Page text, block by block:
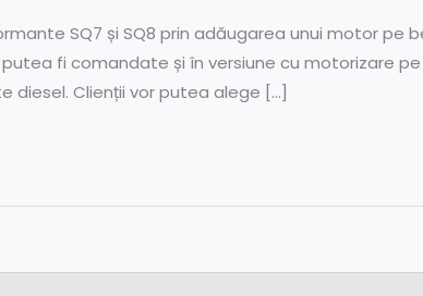
SQ7 și SQ8 prin adăugarea unui motor pe
fi comandate și în versiune cu motorizare pe
diesel. Clienții vor putea alege […]